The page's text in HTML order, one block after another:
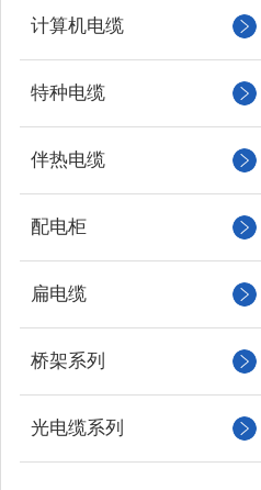
计算机电缆
特种电缆
伴热电缆
配电柜
扁电缆
桥架系列
光电缆系列